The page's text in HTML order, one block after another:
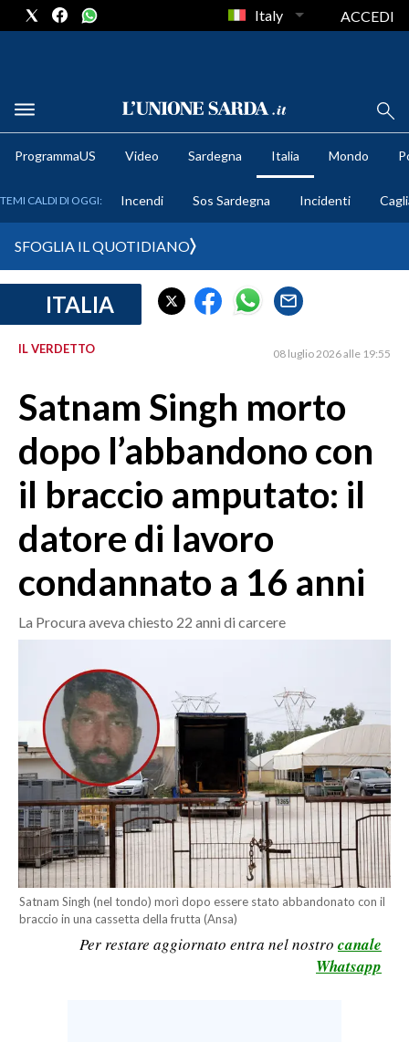
METEO
CRONACA SARDEGNA
MEDIO CAMPIDANO
ORISTANO E PROVINCIA
SASSARI E PROVINCIA
GALLURA
NUORO E PROVINCIA
OGLIASTRA
AGENDA
CRONACA
MONDO
POLITICA
ECONOMIA
SERVIZI ALLE IMPRESE
LAVORO
BANDI
SPORT IN SARDEGNA
Italy ACCEDI
ProgrammaUS Video Sardegna Italia Mondo
TEMI CALDI DI OGGI: Incendi Sos Sardegna Incidenti
SFOGLIA IL QUOTIDIANO
ITALIA
IL VERDETTO 08 luglio 2026 alle 19:55
Satnam Singh morto
dopo l’abbandono con
il braccio amputato: il
datore di lavoro
condannato a 16 anni
La Procura aveva chiesto 22 anni di carcere
Satnam Singh (nel tondo) morì dopo essere stato abbandonato con il
braccio in una cassetta della frutta (Ansa)
Per restare aggiornato entra nel nostro canale
Whatsapp